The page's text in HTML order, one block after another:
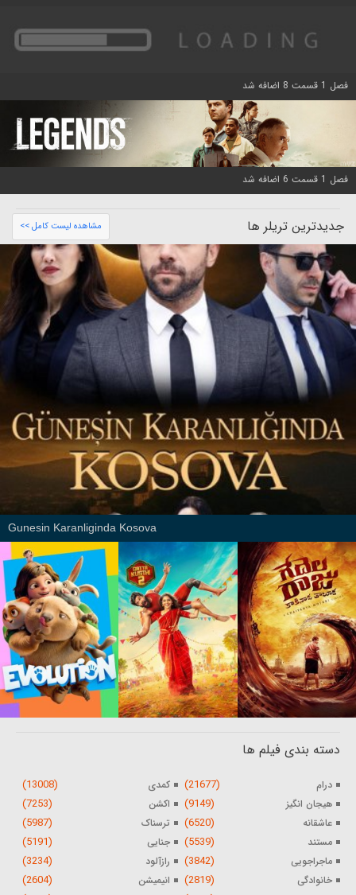
فصل 1 قسمت 8 اضافه شد
فصل 1 قسمت 6 اضافه شد
جدیدترین تریلر ها مشاهده لیست کامل >>
Gunesin Karanliginda Kosova
دسته بندی فیلم ها
درام (21677) کمدی (13008)
هیجان انگیز (9149) اکشن (7253)
عاشقانه (6520) ترسناک (5987)
مستند (5539) جنایی (5191)
ماجراجویی (3842) رازآلود (3234)
خانوادگی (2819) انیمیشن (2604)